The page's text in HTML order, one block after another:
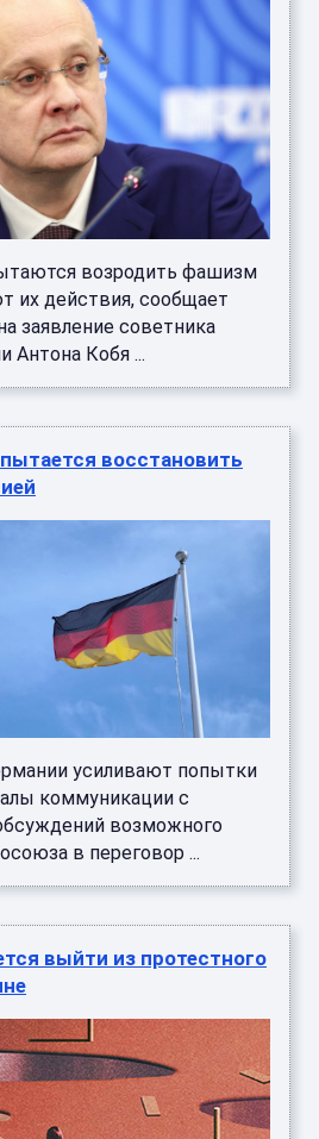
возродить фашизм
их действия, сообщает
заявление советника
Антона Кобя ...
восстановить
усиливают попытки
коммуникации с
возможного
в переговор ...
выйти из протестного